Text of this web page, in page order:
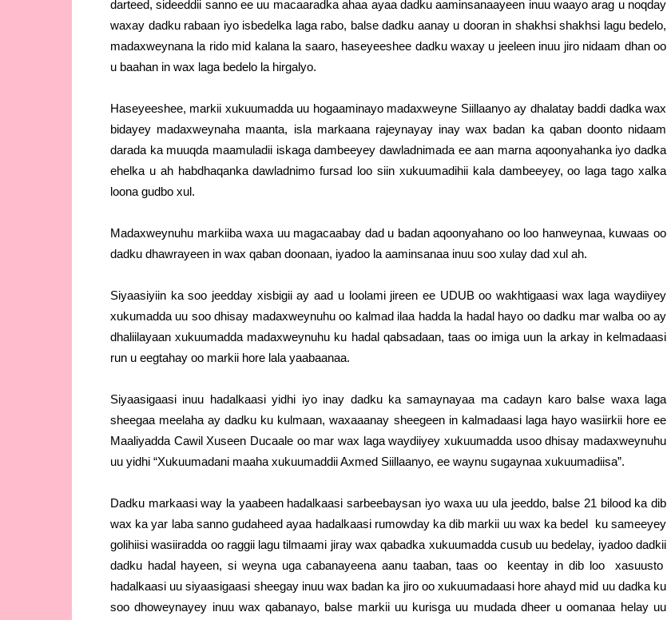
darteed, sideeddii sanno ee uu macaaradka ahaa ayaa dadku aaminsanaayeen inuu waayo arag u noqday
waxay dadku rabaan iyo isbedelka laga rabo, balse dadku aanay u dooran in shakhsi shakhsi lagu bedelo,
madaxweynana la rido mid kalana la saaro, haseyeeshee dadku waxay u jeeleen inuu jiro nidaam dhan oo
u baahan in wax laga bedelo la hirgalyo.
Haseyeeshee, markii xukuumadda uu hogaaminayo madaxweyne Siillaanyo ay dhalatay baddi dadka wax
bidayey madaxweynaha maanta, isla markaana rajeynayay inay wax badan ka qaban doonto nidaam
darada ka muuqda maamuladii iskaga dambeeyey dawladnimada ee aan marna aqoonyahanka iyo dadka
ehelka u ah habdhaqanka dawladnimo fursad loo siin xukuumadihii kala dambeeyey, oo laga tago xalka
loona gudbo xul.
Madaxweynuhu markiiba waxa uu magacaabay dad u badan aqoonyahano oo loo hanweynaa, kuwaas oo
dadku dhawrayeen in wax qaban doonaan, iyadoo la aaminsanaa inuu soo xulay dad xul ah.
Siyaasiyiin ka soo jeedday xisbigii ay aad u loolami jireen ee UDUB oo wakhtigaasi wax laga waydiiyey
xukumadda uu soo dhisay madaxweynuhu oo kalmad ilaa hadda la hadal hayo oo dadku mar walba oo ay
dhaliilayaan xukuumadda madaxweynuhu ku hadal qabsadaan, taas oo imiga uun la arkay in kelmadaasi
run u eegtahay oo markii hore lala yaabaanaa.
Siyaasigaasi inuu hadalkaasi yidhi iyo inay dadku ka samaynayaa ma cadayn karo balse waxa laga
sheegaa meelaha ay dadku ku kulmaan, waxaaanay sheegeen in kalmadaasi laga hayo wasiirkii hore ee
Maaliyadda Cawil Xuseen Ducaale oo mar wax laga waydiiyey xukuumadda usoo dhisay madaxweynuhu
uu yidhi “Xukuumadani maaha xukuumaddii Axmed Siillaanyo, ee waynu sugaynaa xukuumadiisa”.
Dadku markaasi way la yaabeen hadalkaasi sarbeebaysan iyo waxa uu ula jeeddo, balse 21 bilood ka dib
wax ka yar laba sanno gudaheed ayaa hadalkaasi rumowday ka dib markii uu wax ka bedel ku sameeyey
golihiisi wasiiradda oo raggii lagu tilmaami jiray wax qabadka xukuumadda cusub uu bedelay, iyadoo dadkii
dadku hadal hayeen, si weyna uga cabanayeena aanu taaban, taas oo keentay in dib loo xasuusto
hadalkaasi uu siyaasigaasi sheegay inuu wax badan ka jiro oo xukuumadaasi hore ahayd mid uu dadka ku
soo dhoweynayey inuu wax qabanayo, balse markii uu kurisga uu mudada dheer u oomanaa helay uu